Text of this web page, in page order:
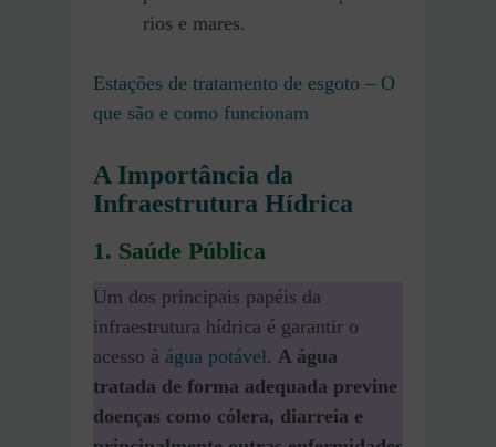
rios e mares.
Estações de tratamento de esgoto – O
que são e como funcionam
A Importância da
Infraestrutura Hídrica
1. Saúde Pública
Um dos principais papéis da
infraestrutura hídrica é garantir o
acesso à água potável. A água
tratada de forma adequada previne
doenças como cólera, diarreia e